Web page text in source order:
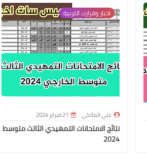
اخبار وقرارت التربية
علي المالكي 21 فبراير 2024
نتائج الامتحانات التمهيدي الثالث متوسط
2024
علي المالكي
17 أغسطس 2020
علي المالكي
17 أغسطس 2020